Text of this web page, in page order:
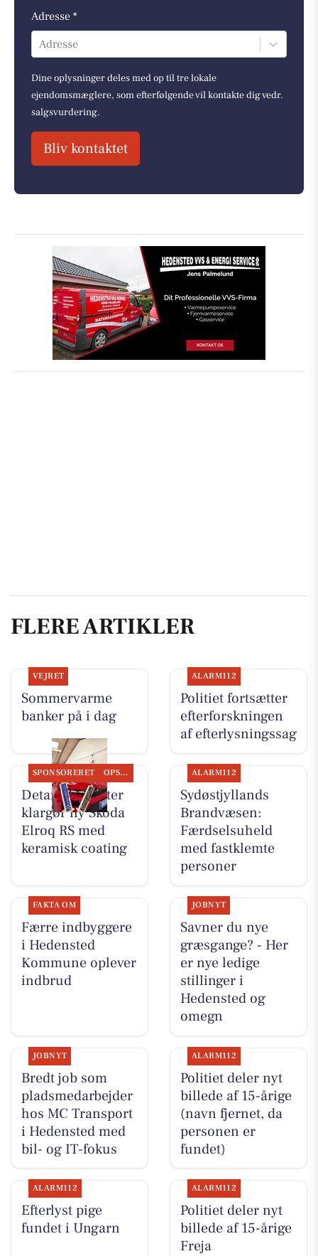
Adresse *
Adresse
Dine oplysninger deles med op til tre lokale
ejendomsmæglere, som efterfølgende vil kontakte dig vedr.
salgsvurdering.
Bliv kontaktet
FLERE ARTIKLER
VEJRET
Sommervarme
banker på i dag
ALARM112
Politiet fortsætter
efterforskningen
af efterlysningssag
SPONSORERET OPSLAGSTAVLEN
Detailing Center
klargør ny Skoda
Elroq RS med
keramisk coating
ALARM112
Sydøstjyllands
Brandvæsen:
Færdselsuheld
med fastklemte
personer
FAKTA OM
Færre indbyggere
i Hedensted
Kommune oplever
indbrud
JOBNYT
Savner du nye
græsgange? - Her
er nye ledige
stillinger i
Hedensted og
omegn
JOBNYT
Bredt job som
pladsmedarbejder
hos MC Transport
i Hedensted med
bil- og IT-fokus
ALARM112
Politiet deler nyt
billede af 15-årige
(navn fjernet, da
personen er
fundet)
ALARM112
Efterlyst pige
fundet i Ungarn
ALARM112
Politiet deler nyt
billede af 15-årige
Freja